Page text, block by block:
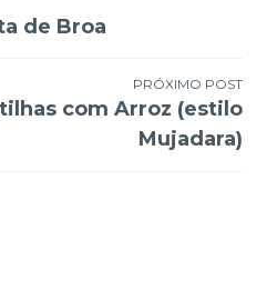
de Broa
PRÓXIMO POST
com Arroz (estilo
Mujadara)